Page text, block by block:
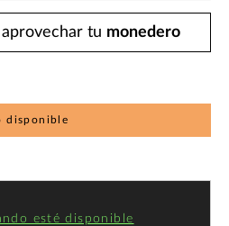
aprovechar tu monedero
disponible
esté disponible